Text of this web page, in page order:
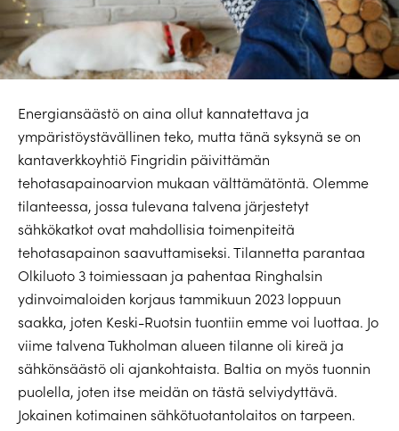
Energiansäästö on aina ollut kannatettava ja
ympäristöystävällinen teko, mutta tänä syksynä se on
kantaverkkoyhtiö Fingridin päivittämän
tehotasapainoarvion mukaan välttämätöntä. Olemme
tilanteessa, jossa tulevana talvena järjestetyt
sähkökatkot ovat mahdollisia toimenpiteitä
tehotasapainon saavuttamiseksi. Tilannetta parantaa
Olkiluoto 3 toimiessaan ja pahentaa Ringhalsin
ydinvoimaloiden korjaus tammikuun 2023 loppuun
saakka, joten Keski-Ruotsin tuontiin emme voi luottaa. Jo
viime talvena Tukholman alueen tilanne oli kireä ja
sähkönsäästö oli ajankohtaista. Baltia on myös tuonnin
puolella, joten itse meidän on tästä selviydyttävä.
Jokainen kotimainen sähkötuotantolaitos on tarpeen.